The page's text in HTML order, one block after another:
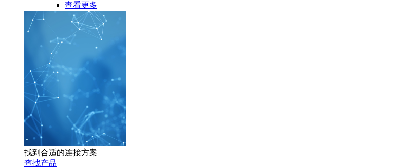
查看更多
找到合适的连接方案
查找产品